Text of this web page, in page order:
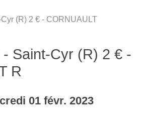
(R) 2 € - CORNUAULT
Saint-Cyr (R) 2 € -
R
01 févr. 2023